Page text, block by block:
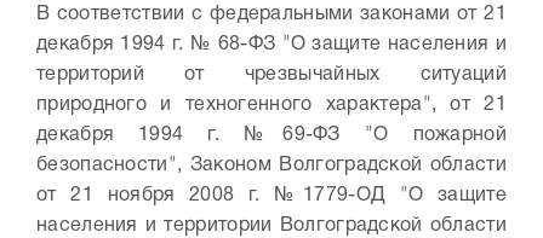
В соответствии с федеральными законами от 21
декабря 1994 г. № 68-ФЗ "О защите населения и
территорий от чрезвычайных ситуаций
природного и техногенного характера", от 21
декабря 1994 г. №69-ФЗ "О пожарной
безопасности", Законом Волгоградской области
от 21 ноября 2008 г. №1779-ОД "О защите
населения и территории Волгоградской области